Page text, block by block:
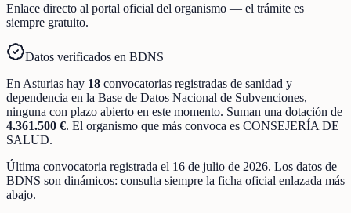
Enlace directo al portal oficial del organismo — el trámite es
siempre gratuito.
Datos verificados en BDNS
En Asturias hay 18 convocatorias registradas de sanidad y
dependencia en la Base de Datos Nacional de Subvenciones,
ninguna con plazo abierto en este momento. Suman una dotación de
4.361.500 €. El organismo que más convoca es CONSEJERÍA DE
SALUD.
Última convocatoria registrada el 16 de julio de 2026. Los datos de
BDNS son dinámicos: consulta siempre la ficha oficial enlazada más
abajo.